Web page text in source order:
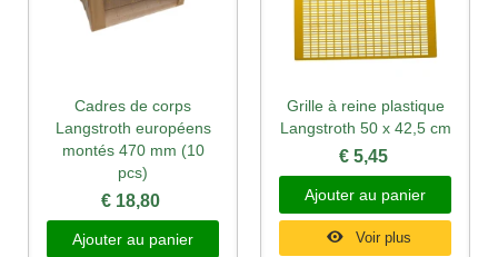
Cadres de corps
Langstroth européens
montés 470 mm (10
pcs)
€ 18,80
Ajouter au panier
Grille à reine plastique
Langstroth 50 x 42,5 cm
€ 5,45
Ajouter au panier
Voir plus